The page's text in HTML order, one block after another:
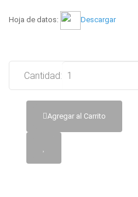
Hoja de datos: Descargar
Cantidad:
Agregar al Carrito